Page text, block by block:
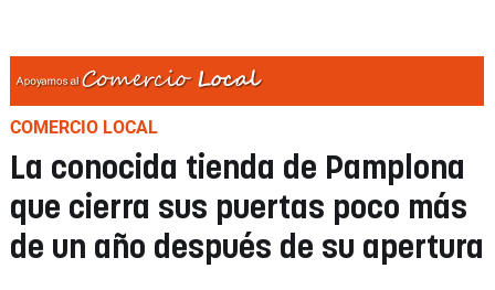
COMERCIO LOCAL
La conocida tienda de Pamplona
que cierra sus puertas poco más
de un año después de su apertura